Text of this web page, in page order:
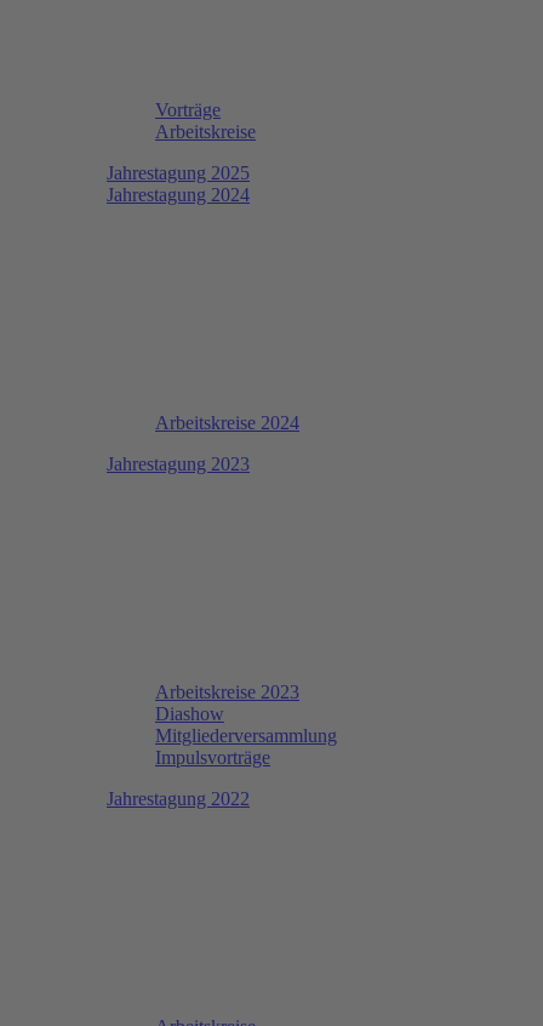
Vorträge
Arbeitskreise
Jahrestagung 2025
Jahrestagung 2024
Arbeitskreise 2024
Jahrestagung 2023
Arbeitskreise 2023
Diashow
Mitgliederversammlung
Impulsvorträge
Jahrestagung 2022